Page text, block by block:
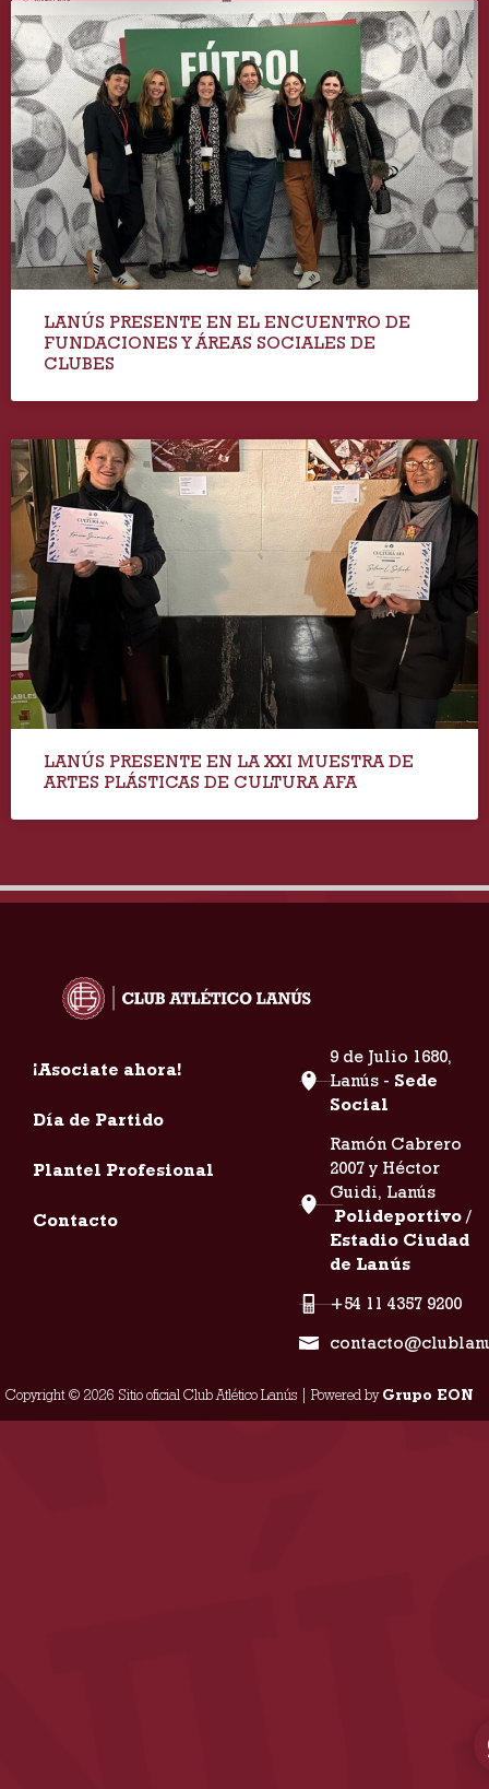
LANÚS PRESENTE EN EL ENCUENTRO DE
FUNDACIONES Y ÁREAS SOCIALES DE
CLUBES
LANÚS PRESENTE EN LA XXI MUESTRA DE
ARTES PLÁSTICAS DE CULTURA AFA
¡Asociate ahora!
Día de Partido
Plantel Profesional
Contacto
9 de Julio 1680,
Lanús - Sede
Social
Ramón Cabrero
2007 y Héctor
Guidi, Lanús
Polideportivo /
Estadio Ciudad
de Lanús
+54 11 4357 9200
Copyright © 2026 Sitio oficial Club Atlético Lanús | Powered byGrupo EON